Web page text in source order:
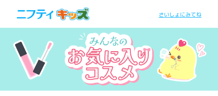
さいしょにみてね